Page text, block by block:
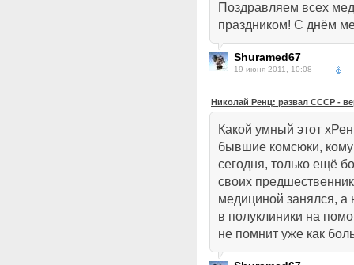
Поздравляем всех
праздником! С днём
Shuramed67
19 июня 2011, 10:08
Николай Ренц: развал СССР -
Какой умный этот
бывшие комсюки,
сегодня, только ещё
своих
медициной занялся,
в полуклиники на
не помнит уже как